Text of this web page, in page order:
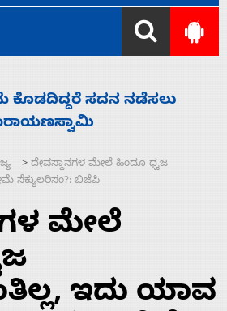
ಮಾಡಿದ್ದು ಹಣಬಲ ಮತ್ತು
ವಿಜಯೇಂದ್ರ
> ದೇವಸ್ಥಾನಗಳ ಮೇಲೆ ಹಿಂದೂ ಧ್ವಜ
ಸೆಕ್ಯುಲರಿಸಂ?: ಬಿಜೆಪಿ
ಮೇಲೆ
ಇದು ಯಾವ